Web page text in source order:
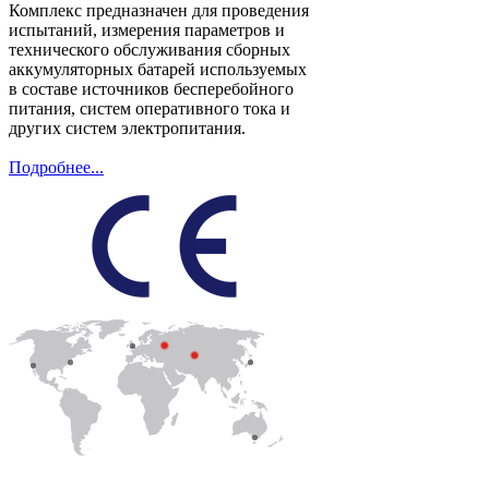
Комплекс предназначен для проведения
испытаний, измерения параметров и
технического обслуживания сборных
аккумуляторных батарей используемых
в составе источников бесперебойного
питания, систем оперативного тока и
других систем электропитания.
Подробнее...